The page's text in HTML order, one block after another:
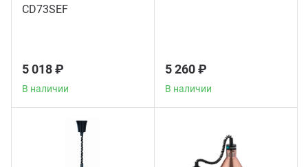
CD73SEF
5 018 ₽
В наличии
5 260 ₽
В наличии